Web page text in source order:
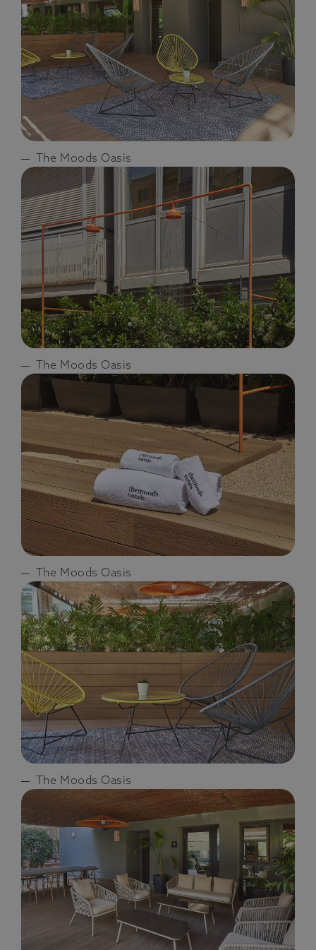
The Moods Oasis
The Moods Oasis
The Moods Oasis
The Moods Oasis